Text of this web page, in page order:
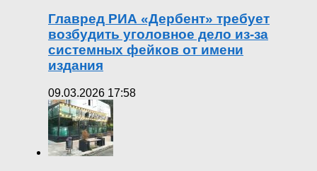
Главред РИА «Дербент» требует
возбудить уголовное дело из-за
системных фейков от имени
издания
09.03.2026 17:58